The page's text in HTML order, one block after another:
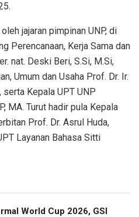
jajaran pimpinan UNP, di
Perencanaan, Kerja Sama dan
nat. Deski Beri, S.Si, M.Si,
Umum dan Usaha Prof. Dr. Ir.
serta Kepala UPT UNP
MA. Turut hadir pula Kepala
Prof. Dr. Asrul Huda,
Layanan Bahasa Sitti
World Cup 2026, GSI